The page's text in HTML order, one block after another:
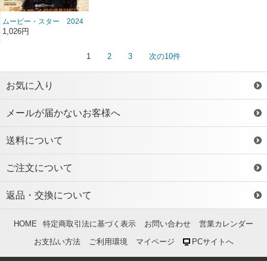
ムービー・スター 2024
年5月号 雑誌/MS-226
1,026円
1 2 3 次の10件
お気に入り
メールが届かないお客様へ
送料について
ご注文について
返品・交換について
HOME 特定商取引法に基づく表示 お問い合わせ
営業カレンダー
お支払い方法
ご利用環境 マイページ PCサイトへ